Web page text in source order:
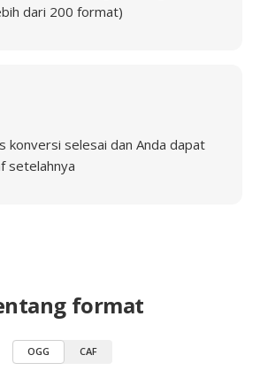
dari 200 format)
konversi selesai dan Anda dapat
setelahnya
format
OGG CAF